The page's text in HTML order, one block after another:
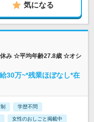
気になる
み ☆平均年齢27.8歳 ☆オシ
30万~*残業ほぼなし*在
学歴不問
女性のおしごと掲載中